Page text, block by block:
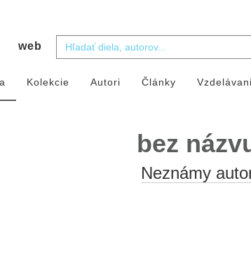
web
Kolekcie Autori Články
bez
Neznámy